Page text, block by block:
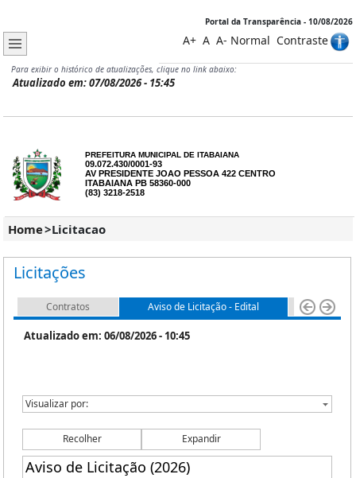
Portal da Transparência - 10/08/2026
A+ A A- Normal Contraste
Para exibir o histórico de atualizações, clique no link abaixo:
Atualizado em: 07/08/2026 - 15:45
PREFEITURA MUNICIPAL DE ITABAIANA
09.072.430/0001-93
AV PRESIDENTE JOAO PESSOA 422 CENTRO
ITABAIANA PB 58360-000
(83) 3218-2518
Home>Licitacao
Licitações
Contratos Aviso de Licitação - Edital Atas de
Atualizado em: 06/08/2026 - 10:45
Recolher Expandir
Aviso de Licitação (2026)